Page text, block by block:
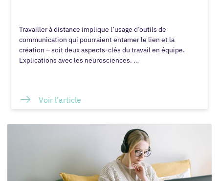
Travailler à distance implique l’usage d’outils de
communication qui pourraient entamer le lien et la
création – soit deux aspects-clés du travail en équipe.
Explications avec les neurosciences. …
Voir l’article